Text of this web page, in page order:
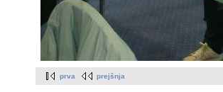
prva prejšnja